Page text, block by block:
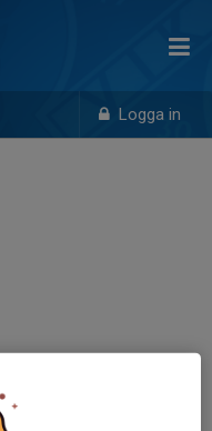
Logga in